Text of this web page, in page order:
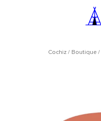
Cochiz/ Boutique/